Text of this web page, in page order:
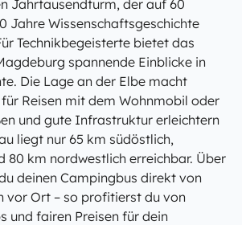
Jahrtausendturm, der auf 60
Jahre Wissenschaftsgeschichte
Technikbegeisterte bietet das
spannende Einblicke in
Die Lage an der Elbe macht
Reisen mit dem Wohnmobil oder
und gute Infrastruktur erleichtern
liegt nur 65 km südöstlich,
80 km nordwestlich erreichbar. Über
deinen Campingbus direkt von
vor Ort – so profitierst du von
und fairen Preisen für dein